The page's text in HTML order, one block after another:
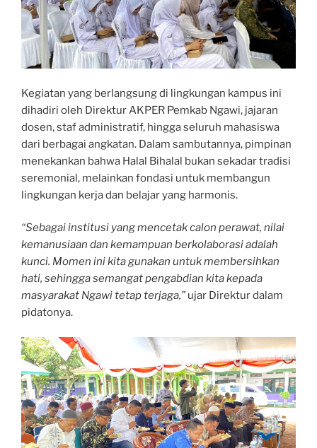
Kegiatan yang berlangsung di lingkungan kampus ini
dihadiri oleh Direktur AKPER Pemkab Ngawi, jajaran
dosen, staf administratif, hingga seluruh mahasiswa
dari berbagai angkatan. Dalam sambutannya, pimpinan
menekankan bahwa Halal Bihalal bukan sekadar tradisi
seremonial, melainkan fondasi untuk membangun
lingkungan kerja dan belajar yang harmonis.
“Sebagai institusi yang mencetak calon perawat, nilai
kemanusiaan dan kemampuan berkolaborasi adalah
kunci. Momen ini kita gunakan untuk membersihkan
hati, sehingga semangat pengabdian kita kepada
masyarakat Ngawi tetap terjaga,” ujar Direktur dalam
pidatonya.